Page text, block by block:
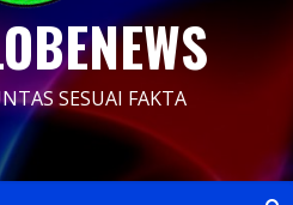
SESUAI FAKTA